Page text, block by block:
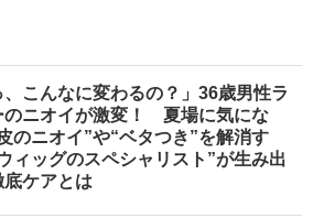
、こんなに変わるの？」36歳男性ラ
のニオイが激変！ 夏場に気にな
のニオイ”や“ベタつき”を解消す
ィッグのスペシャリスト”が生み出
底ケアとは